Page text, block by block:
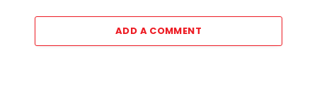
ADD A COMMENT